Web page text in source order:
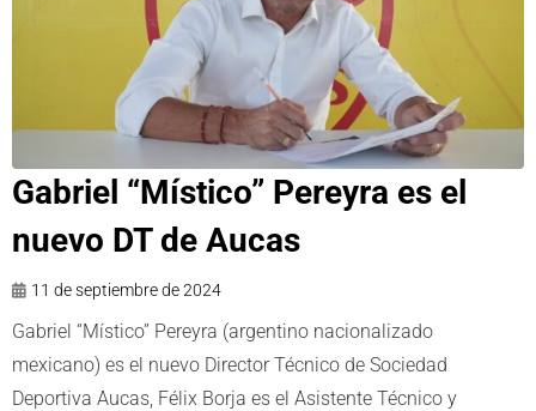
Gabriel “Místico” Pereyra es el
nuevo DT de Aucas
11 de septiembre de 2024
Gabriel “Místico” Pereyra (argentino nacionalizado
mexicano) es el nuevo Director Técnico de Sociedad
Deportiva Aucas, Félix Borja es el Asistente Técnico y